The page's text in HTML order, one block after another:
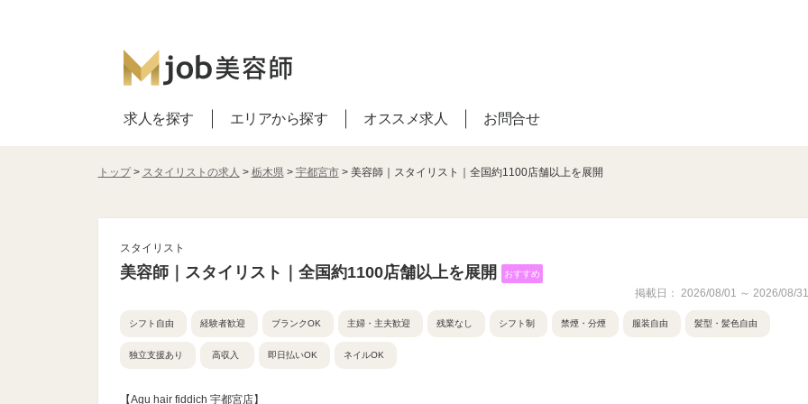
求人を探す エリアから探す オススメ求人 お問合せ
トップ> スタイリストの求人 > 栃木県> 宇都宮市> 美容師｜スタイリスト｜全国約1100店舗以上を展開
スタイリスト
美容師｜スタイリスト｜全国約1100店舗以上を展開 おすすめ
掲載日： 2026/08/01 ～ 2026/08/31
シフト自由 経験者歓迎 ブランクOK 主婦・主夫歓迎 残業なし シフト制 禁煙・分煙 服装自由 髪型・髪色自由
独立支援あり 高収入 即日払いOK ネイルOK
【Agu hair fiddich 宇都宮店】